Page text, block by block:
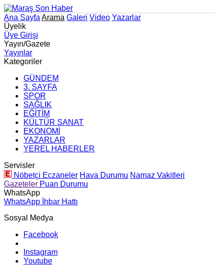
Ana Sayfa Arama Galeri Video Yazarlar
Üyelik
Üye Girişi
Yayın/Gazete
Yayınlar
Kategoriler
GÜNDEM
3. SAYFA
SPOR
SAĞLIK
EĞİTİM
KÜLTÜR SANAT
EKONOMİ
YAZARLAR
YEREL HABERLER
Servisler
Nöbetçi Eczaneler Hava Durumu Namaz Vakitleri
Gazeteler Puan Durumu
WhatsApp
WhatsApp İhbar Hattı
Sosyal Medya
Facebook
Instagram
Youtube